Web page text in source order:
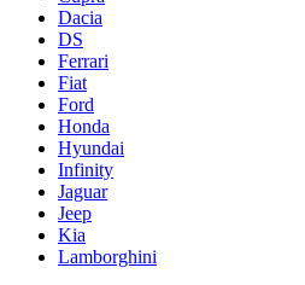
Dacia
DS
Ferrari
Fiat
Ford
Honda
Hyundai
Infinity
Jaguar
Jeep
Kia
Lamborghini